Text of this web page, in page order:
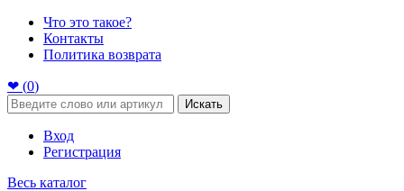
Что это такое?
Контакты
Политика возврата
❤ (0)
Искать
Вход
Регистрация
Весь каталог